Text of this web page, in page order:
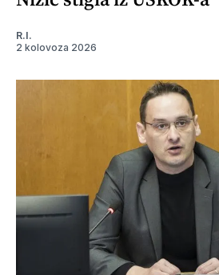
R.I.
2 kolovoza 2026